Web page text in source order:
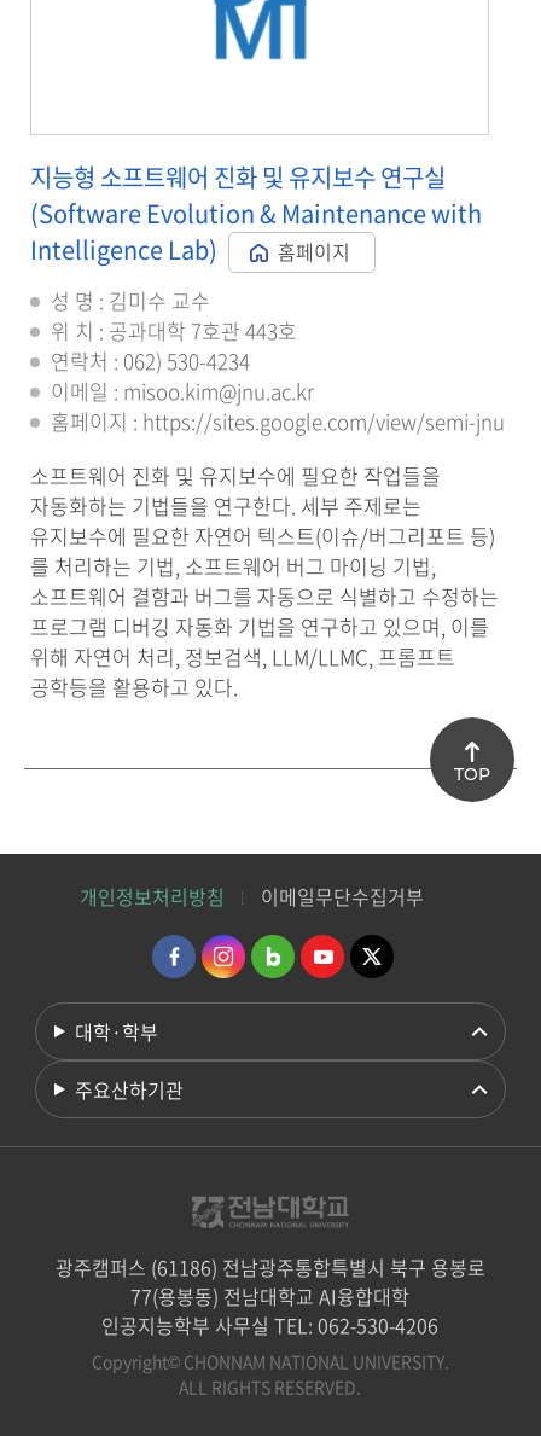
지능형 소프트웨어 진화 및 유지보수 연구실
(Software Evolution & Maintenance with
Intelligence Lab)
홈페이지
성 명 : 김미수 교수
위 치 : 공과대학 7호관 443호
연락처 : 062) 530-4234
이메일 : misoo.kim@jnu.ac.kr
홈페이지 : https://sites.google.com/view/semi-jnu
소프트웨어 진화 및 유지보수에 필요한 작업들을
자동화하는 기법들을 연구한다. 세부 주제로는
유지보수에 필요한 자연어 텍스트(이슈/버그리포트 등)
를 처리하는 기법, 소프트웨어 버그 마이닝 기법,
소프트웨어 결함과 버그를 자동으로 식별하고 수정하는
프로그램 디버깅 자동화 기법을 연구하고 있으며, 이를
위해 자연어 처리, 정보검색, LLM/LLMC, 프롬프트
공학등을 활용하고 있다.
개인정보처리방침 이메일무단수집거부
대학·학부
주요산하기관
광주캠퍼스 (61186) 전남광주통합특별시 북구 용봉로
77(용봉동) 전남대학교 AI융합대학
인공지능학부 사무실 TEL: 062-530-4206
Copyright© CHONNAM NATIONAL UNIVERSITY.
ALL RIGHTS RESERVED.
TOP